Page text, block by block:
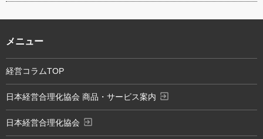
メニュー
経営コラムTOP
日本経営合理化協会 商品・サービス案内 exit_to_app
日本経営合理化協会 exit_to_app